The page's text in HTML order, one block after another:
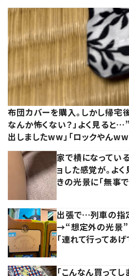
布団カバーを購入。しかし帰宅
なんか怖くない？」よく見ると
出しましたww」「ロックやん
家で横になってい
ョした感覚が。よく
きの光景に「無事で
出張で…列車の指
→“想定外の光景”に
「連れて行ってあげ
「こんなん買って